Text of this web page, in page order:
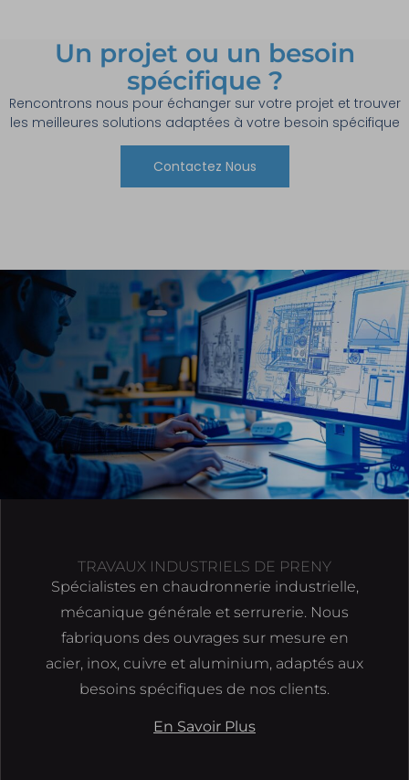
Un projet ou un besoin
spécifique ?
Rencontrons nous pour échanger sur votre projet et trouver
les meilleures solutions adaptées à votre besoin spécifique
Contactez Nous
TRAVAUX INDUSTRIELS DE PRENY
Spécialistes en chaudronnerie industrielle,
mécanique générale et serrurerie. Nous
fabriquons des ouvrages sur mesure en
acier, inox, cuivre et aluminium, adaptés aux
besoins spécifiques de nos clients.
En Savoir Plus